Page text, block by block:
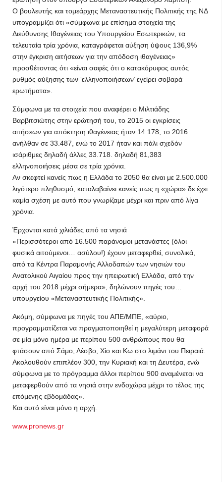
Ο βουλευτής και τομεάρχης Μεταναστευτικής Πολιτικής της ΝΔ
υπογραμμίζει ότι «σύμφωνα με επίσημα στοιχεία της
Διεύθυνσης Ιθαγένειας του Υπουργείου Εσωτερικών, τα
τελευταία τρία χρόνια, καταγράφεται αύξηση ύψους 136,9%
στην έγκριση αιτήσεων για την απόδοση ιθαγένειας»
προσθέτοντας ότι «είναι σαφές ότι ο κατακόρυφος αυτός
ρυθμός αύξησης των ‘ελληνοποιήσεων’ εγείρει σοβαρά
ερωτήματα».
Σύμφωνα με τα στοιχεία που αναφέρει ο Μιλτιάδης
Βαρβιτσιώτης στην ερώτησή του, το 2015 οι εγκρίσεις
αιτήσεων για απόκτηση ιθαγένειας ήταν 14.178, το 2016
ανήλθαν σε 33.487, ενώ το 2017 ήταν και πάλι σχεδόν
ισάριθμες δηλαδή άλλες 33.718. δηλαδή 81,383
ελληνοποιήσεις μέσα σε τρία χρόνια.
Αν σκεφτεί κανείς πως η Ελλάδα το 2050 θα είναι με 2.500.000
λιγότερο πληθυσμό, καταλαβαίνει κανείς πως η «χώρα» δε έχει
καμία σχέση με αυτό που γνωρίζαμε μέχρι και πριν από λίγα
χρόνια.
Έρχονται κατά χιλιάδες από τα νησιά
«Περισσότεροι από 16.500 παράνομοι μετανάστες (όλοι
φυσικά αιτούμενοι… ασύλου!) έχουν μεταφερθεί, συνολικά,
από τα Κέντρα Παραμονής Αλλοδαπών των νησιών του
Ανατολικού Αιγαίου προς την ηπειρωτική Ελλάδα, από την
αρχή του 2018 μέχρι σήμερα», δηλώνουν πηγές του…
υπουργείου «Μεταναστευτικής Πολιτικής».
Ακόμη, σύμφωνα με πηγές του ΑΠΕ/ΜΠΕ, «αύριο,
προγραμματίζεται να πραγματοποιηθεί η μεγαλύτερη μεταφορά
σε μία μόνο ημέρα με περίπου 500 ανθρώπους που θα
φτάσουν από Σάμο, Λέσβο, Χίο και Κω στο λιμάνι του Πειραιά.
Ακολουθούν επιπλέον 300, την Κυριακή και τη Δευτέρα, ενώ
σύμφωνα με το πρόγραμμα άλλοι περίπου 900 αναμένεται να
μεταφερθούν από τα νησιά στην ενδοχώρα μέχρι το τέλος της
επόμενης εβδομάδας».
Και αυτό είναι μόνο η αρχή.
www.pronews.gr